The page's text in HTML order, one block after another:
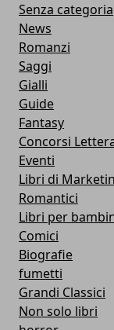
Senza categoria
News
Romanzi
Saggi
Gialli
Guide
Fantasy
Concorsi
Eventi
Libri di
Romantici
Libri per
Comici
Biografie
fumetti
Grandi Classici
Non solo libri